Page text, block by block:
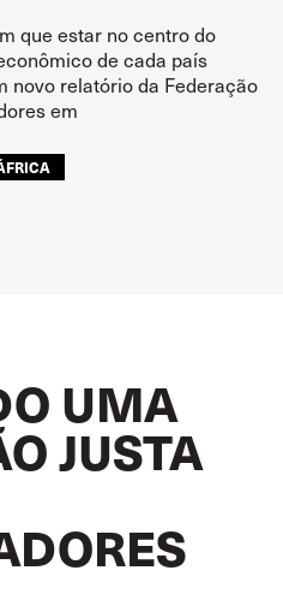
que estar no centro do
de cada país
novo relatório da Federação
em
UMA
JUSTA